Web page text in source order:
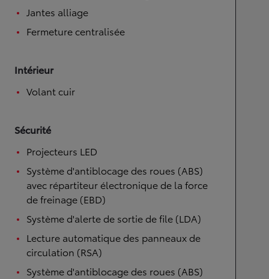
Jantes alliage
Fermeture centralisée
Intérieur
Volant cuir
Sécurité
Projecteurs LED
Système d'antiblocage des roues (ABS)
avec répartiteur électronique de la force
de freinage (EBD)
Système d'alerte de sortie de file (LDA)
Lecture automatique des panneaux de
circulation (RSA)
Système d'antiblocage des roues (ABS)